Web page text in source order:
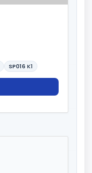
SP016 K1